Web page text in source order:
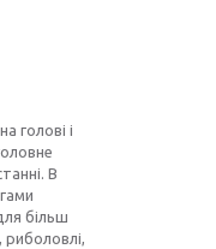
голові і
В
більш
риболовлі,